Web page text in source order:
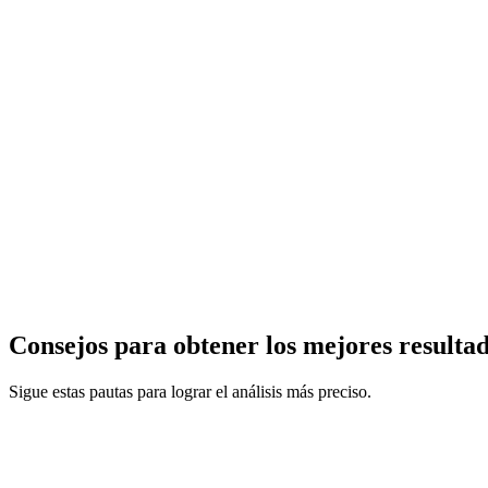
Consejos para obtener los mejores
Sigue estas pautas para lograr el análisis más preciso.